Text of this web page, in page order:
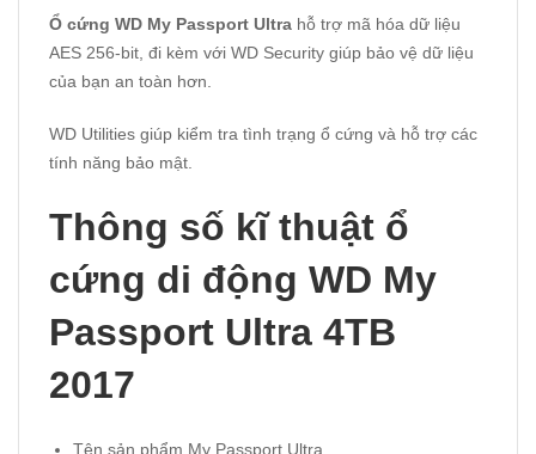
Ổ cứng WD My Passport Ultra hỗ trợ mã hóa dữ liệu
AES 256-bit, đi kèm với WD Security giúp bảo vệ dữ liệu
của bạn an toàn hơn.
WD Utilities giúp kiểm tra tình trạng ổ cứng và hỗ trợ các
tính năng bảo mật.
Thông số kĩ thuật ổ
cứng di động WD My
Passport Ultra 4TB
2017
Tên sản phẩm My Passport Ultra